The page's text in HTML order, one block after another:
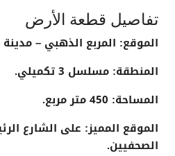
تفاصيل قطعة الأرض
الموقع: المربع الذهبي – مدينة 6 أكتوبر.
المنطقة: مسلسل 3 تكميلي.
المساحة:
الموقع المميز: على الشارع
الصحفيين.